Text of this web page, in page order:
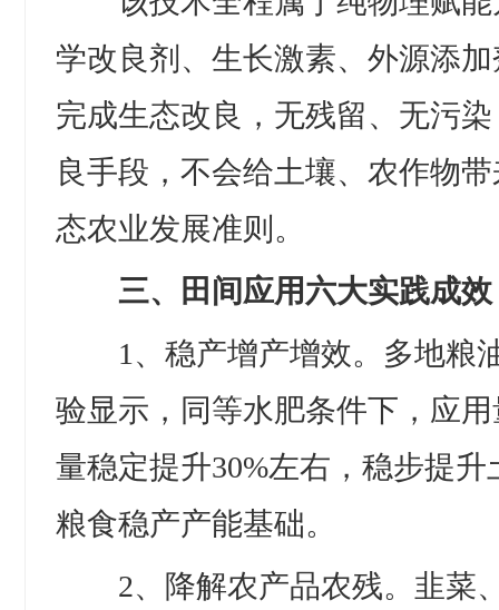
学改良剂、生长激素、外源添
完成生态改良，无残留、无污
良手段，不会给土壤、农作物
态农业发展准则。
三、田间应用六大实践成效
1、稳产增产增效。多地粮
验显示，同等水肥条件下，应
量稳定提升30%左右，稳步提
粮食稳产产能基础。
2、降解农产品农残。韭菜